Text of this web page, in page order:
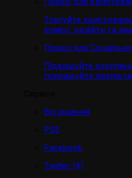
Торгуйте
комісії, інсайти та
Проксі для
Підвищуйте
покращуйте
Всі рішення
PS5
Facebook
Twitter (X)